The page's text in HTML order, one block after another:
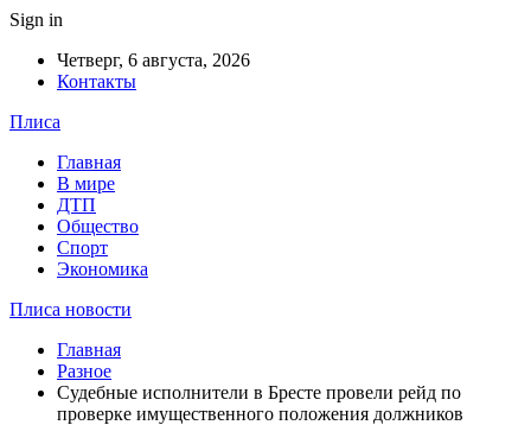
Sign in
Четверг, 6 августа, 2026
Контакты
Плиса
Главная
В мире
ДТП
Общество
Спорт
Экономика
Плиса новости
Главная
Разное
Судебные исполнители в Бресте провели рейд по
проверке имущественного положения должников